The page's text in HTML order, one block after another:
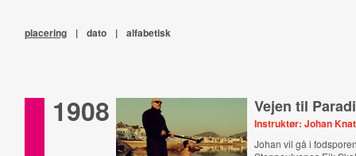
placering | dato | alfabetisk
1908 Vejen til
Instruktør: Johan
Johan vil gå i